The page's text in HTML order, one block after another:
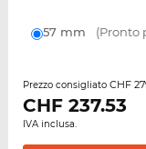
57 mm (Pronto
Prezzo consigliato CHF
CHF 237.53
IVA inclusa.